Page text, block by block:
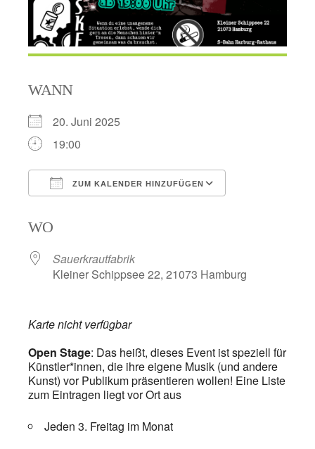
WANN
20. Juni 2025
19:00
ZUM KALENDER HINZUFÜGEN
WO
Sauerkrautfabrik
Kleiner Schippsee 22, 21073 Hamburg
Karte nicht verfügbar
Open Stage: Das heißt, dieses Event ist speziell für
Künstler*innen, die ihre eigene Musik (und andere
Kunst) vor Publikum präsentieren wollen! Eine Liste
zum Eintragen liegt vor Ort aus
Jeden 3. Freitag im Monat